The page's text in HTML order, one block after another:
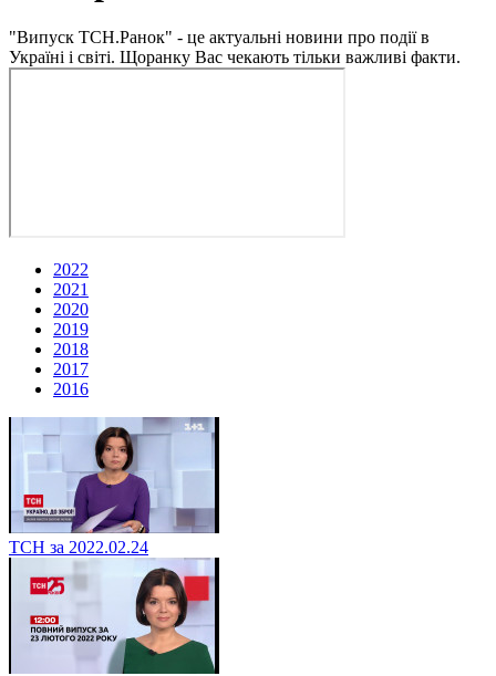
"Випуск ТСН.Ранок" - це актуальні новини про події в
Україні і світі. Щоранку Вас чекають тільки важливі факти.
2022
2021
2020
2019
2018
2017
2016
ТСН за 2022.02.24